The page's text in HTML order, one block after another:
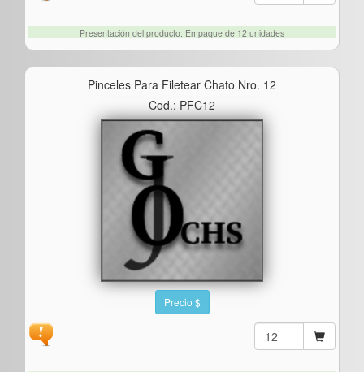
Presentación del producto: Empaque de 12 unidades
Pinceles Para Filetear Chato Nro. 12
Cod.: PFC12
Precio $